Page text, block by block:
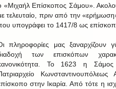
«Μιχαήλ Επίσκοπος Σάμου».
τελευταίο, πριν από την
υπογράφει το 1417/8 ως
πληροφορίες μας
των επισκόπων
Το 1623 η
στην Ικαρία. Από τότε η